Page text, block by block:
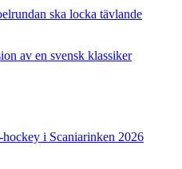
av en svensk klassiker
i Scaniarinken 2026